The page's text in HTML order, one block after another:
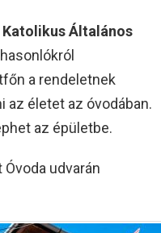
Általános
a rendeletnek
életet az óvodában.
az épületbe.
udvarán